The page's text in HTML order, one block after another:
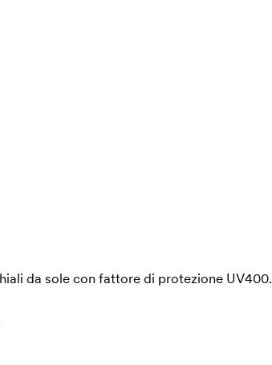
da sole con fattore di protezione UV400.